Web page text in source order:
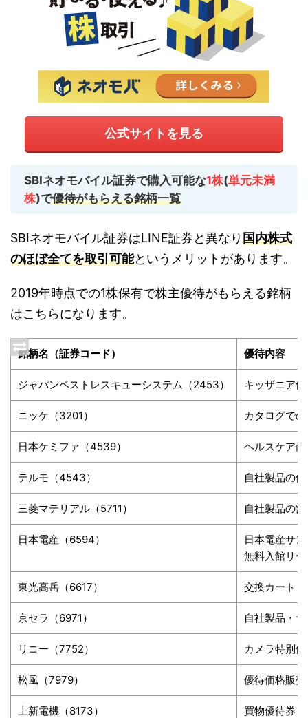
公式サイトを見る
SBIネオモバイル証券で購入可能な1株(単元未満
株)で優待がもらえる銘柄一覧
SBIネオモバイル証券はLINE証券と異なり国内株式
のほぼ全てを取引可能というメリットがあります。
2019年時点での1株保有で株主優待がもらえる銘柄
はこちらになります。
銘柄名（証券コード） 優待内容
ジャパンベストレスキューシステム（2453） キッザニア
ニッケ（3201） カタログで
日本ケミファ（4539） ヘルスケア
テルモ（4543） 自社製品の
三菱マテリアル（5711） 自社製品の
日本電産（6594）
日本電産サ
無料入館リ
東光高岳（6617） 交換カート
京セラ（6971） 自社製品・
リコー（7752） カメラ特別
松風（7979） 優待価格販売
上新電機（8173） 買物優待券